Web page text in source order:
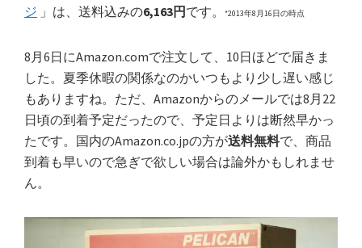
ジ 」は、送料込みの6,163円 です。 *2013年8月16日の時点
8月6日にAmazon.comで注文して、10日ほどで届きま
した。夏季休暇の関係なのかいつもより少し遅い感じ
もありますね。ただ、Amazonからのメールでは8月22
日頃の到着予定だったので、予定日よりは断然早かっ
たです。国内のAmazon.co.jpの方が送料無料で、商品
到着も早いので急ぎで欲しい場合は論外かもしれませ
ん。